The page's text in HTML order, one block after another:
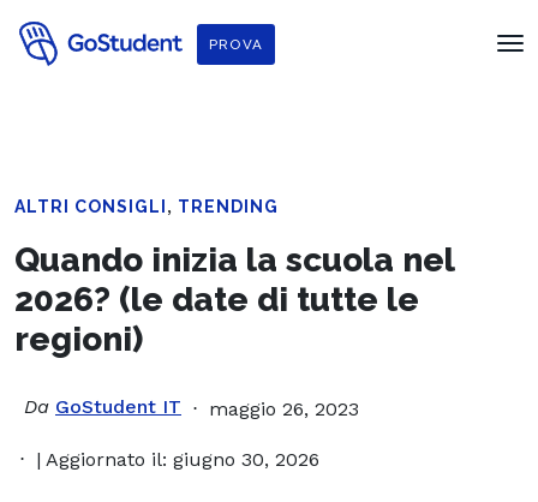
PROVA
ALTRI CONSIGLI , TRENDING
Quando inizia la scuola nel
2026? (le date di tutte le
regioni)
Da GoStudent IT maggio 26, 2023
| Aggiornato il: giugno 30, 2026